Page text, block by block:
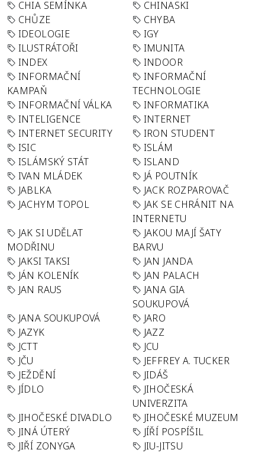
CHIA SEMÍNKA
CHINASKI
CHŮZE
CHYBA
IDEOLOGIE
IGY
ILUSTRÁTOŘI
IMUNITA
INDEX
INDOOR
INFORMAČNÍ
KAMPAŇ
INFORMAČNÍ
TECHNOLOGIE
INFORMAČNÍ VÁLKA
INFORMATIKA
INTELIGENCE
INTERNET
INTERNET SECURITY
IRON STUDENT
ISIC
ISLÁM
ISLÁMSKÝ STÁT
ISLAND
IVAN MLÁDEK
JÁ POUTNÍK
JABLKA
JACK ROZPAROVAČ
JACHYM TOPOL
JAK SE CHRÁNIT NA
INTERNETU
JAK SI UDĚLAT
MODŘINU
JAKOU MAJÍ ŠATY
BARVU
JAKSI TAKSI
JAN JANDA
JÁN KOLENÍK
JAN PALACH
JAN RAUS
JANA GIA
SOUKUPOVÁ
JANA SOUKUPOVÁ
JARO
JAZYK
JAZZ
JCTT
JCU
JČU
JEFFREY A. TUCKER
JEŽDĚNÍ
JIDÁŠ
JÍDLO
JIHOČESKÁ
UNIVERZITA
JIHOČESKÉ DIVADLO
JIHOČESKÉ MUZEUM
JINÁ ÚTERÝ
JÍŘÍ POSPÍŠIL
JIŘÍ ZONYGA
JIU-JITSU